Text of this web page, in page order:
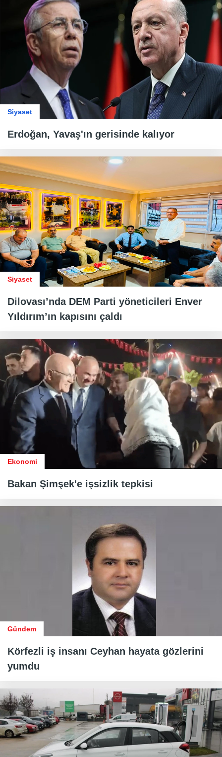
Siyaset
Erdoğan, Yavaş'ın gerisinde kalıyor
Siyaset
Dilovası’nda DEM Parti yöneticileri Enver
Yıldırım’ın kapısını çaldı
Ekonomi
Bakan Şimşek'e işsizlik tepkisi
Gündem
Körfezli iş insanı Ceyhan hayata gözlerini
yumdu